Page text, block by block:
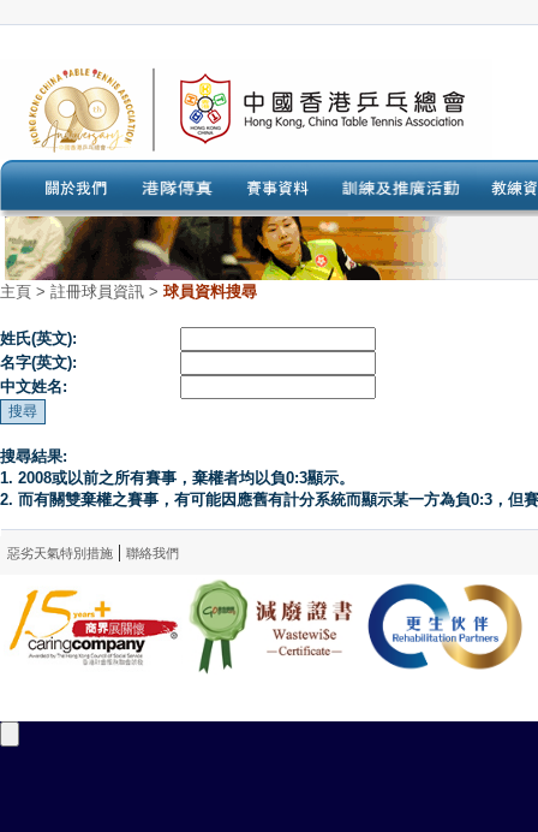
主頁 > 註冊球員資訊 > 球員資料搜尋
姓氏(英文):
名字(英文):
中文姓名:
搜尋結果:
1. 2008或以前之所有賽事，棄權者均以負0:3顯示。
2. 而有關雙棄權之賽事，有可能因應舊有計分系統而顯示某一方為負0:3，但